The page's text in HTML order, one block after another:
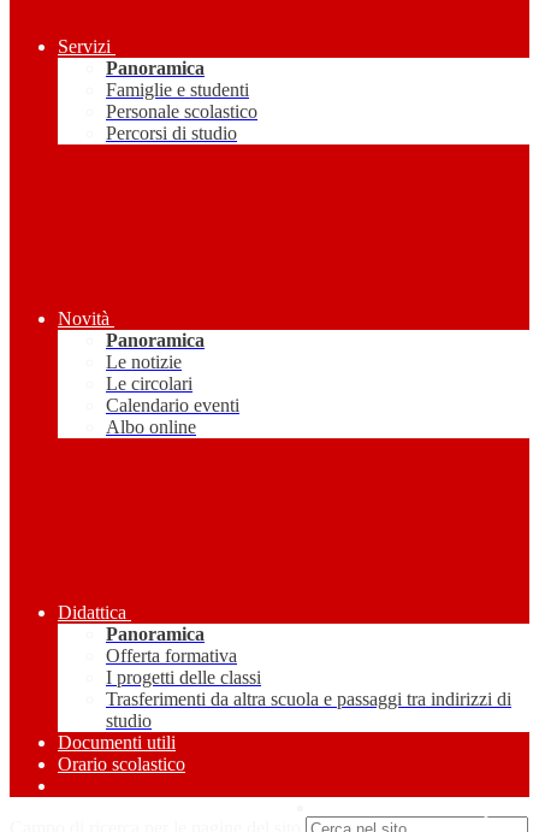
Servizi
Panoramica
Famiglie e studenti
Personale scolastico
Percorsi di studio
Novità
Panoramica
Le notizie
Le circolari
Calendario eventi
Albo online
Didattica
Panoramica
Offerta formativa
I progetti delle classi
Trasferimenti da altra scuola e passaggi tra indirizzi di
studio
Documenti utili
Orario scolastico